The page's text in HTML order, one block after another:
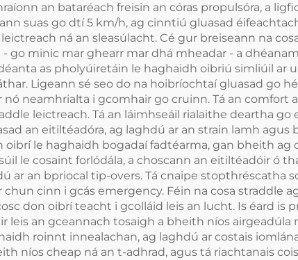
an bataréach freisin an córas propulsóra, a
suas go dtí 5 km/h, ag cinntiú gluasad
ná an sleasúlacht. Cé gur breiseann na
go minic mar ghearr mar dhá mheadar - a
as pholyúiretáin le haghaidh oibriú simliúil ar
Ligeann sé seo do na hoibríochtaí gluasad go
neamhrialta i gcomhair go cruinn. Tá an comfort
leictreach. Tá an láimhseáil rialaithe deartha
an eitiltéadóra, ag laghdú ar an strain lamh agus
le haghaidh bogadaí fadtéarma, gan bheith
le cosaint forlódála, a choscann an eitiltéadóir ó
ar an bpriocal tip-overs. Tá cnaipe stopthréscatha
cinn i gcás emergency. Féin na cosa straddle
don oibrí teacht i gcolláid leis an lucht. Is éard
leis an gceannach tosaigh a bheith níos
roinnt innealachan, ag laghdú ar costais
níos cheap ná an t-adhrad, agus tá riachtanais